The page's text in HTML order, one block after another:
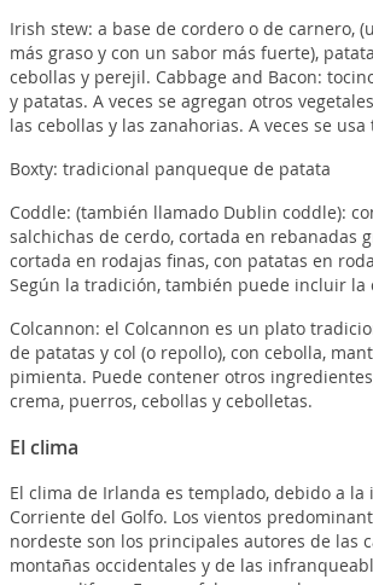
Irish stew: a base de cordero o de carnero,
más graso y con un sabor más fuerte),
cebollas y perejil. Cabbage and Bacon:
y patatas. A veces se agregan otros
las cebollas y las zanahorias. A veces se
Boxty: tradicional panqueque de patata
Coddle: (también llamado Dublin coddle):
salchichas de cerdo, cortada en rebanadas
cortada en rodajas finas, con patatas en
Según la tradición, también puede incluir la
Colcannon: el Colcannon es un plato
de patatas y col (o repollo), con cebolla,
pimienta. Puede contener otros
crema, puerros, cebollas y cebolletas.
El clima
El clima de Irlanda es templado, debido a la
Corriente del Golfo. Los vientos
nordeste son los principales autores de las
montañas occidentales y de las